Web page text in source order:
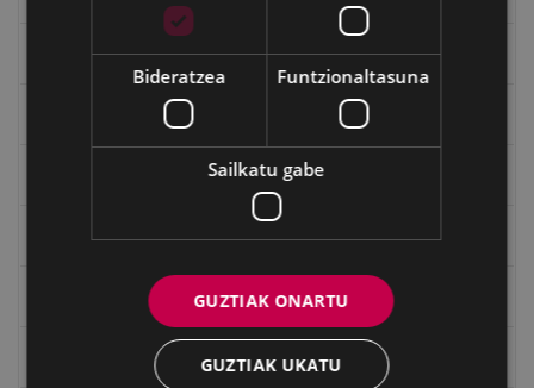
Baserriak eta auzoak
Ondarea: Lekuak eta Historia
Eibarko Eraikinak 360º
Eibarko eraikuntza eta monumentu nagusiak
Bideratzea Funtzionaltasuna
Sailkatu gabe
GUZTIAK ONARTU
GUZTIAK UKATU